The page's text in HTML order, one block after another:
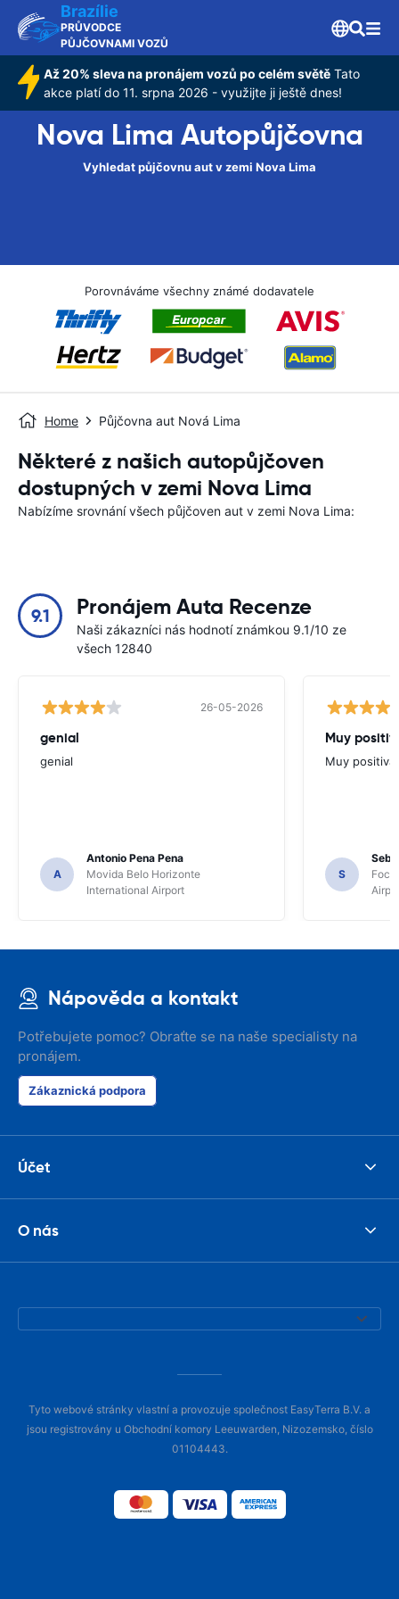
Brazílie
PRŮVODCE
PŮJČOVNAMI VOZŮ
Až 20% sleva na pronájem vozů po celém světě Tato
akce platí do 11. srpna 2026 - využijte ji ještě dnes!
Nova Lima Autopůjčovna
Vyhledat půjčovnu aut v zemi Nova Lima
Porovnáváme všechny známé dodavatele
Home Půjčovna aut Nová Lima
Některé z našich autopůjčoven
dostupných v zemi Nova Lima
Nabízíme srovnání všech půjčoven aut v zemi Nova Lima:
9.1 Pronájem Auta Recenze
Naši zákazníci nás hodnotí známkou 9.1/10 ze
všech 12840
26-05-2026
genial
genial
A
Antonio Pena Pena
Movida Belo Horizonte
International Airport
Muy
Muy positiva
S
Foco
Nápověda a kontakt
Potřebujete pomoc? Obraťte se na naše specialisty na
pronájem.
Zákaznická podpora
Účet
O nás
Tyto webové stránky vlastní a provozuje společnost EasyTerra B.V. a
jsou registrovány u Obchodní komory Leeuwarden, Nizozemsko, číslo
01104443.